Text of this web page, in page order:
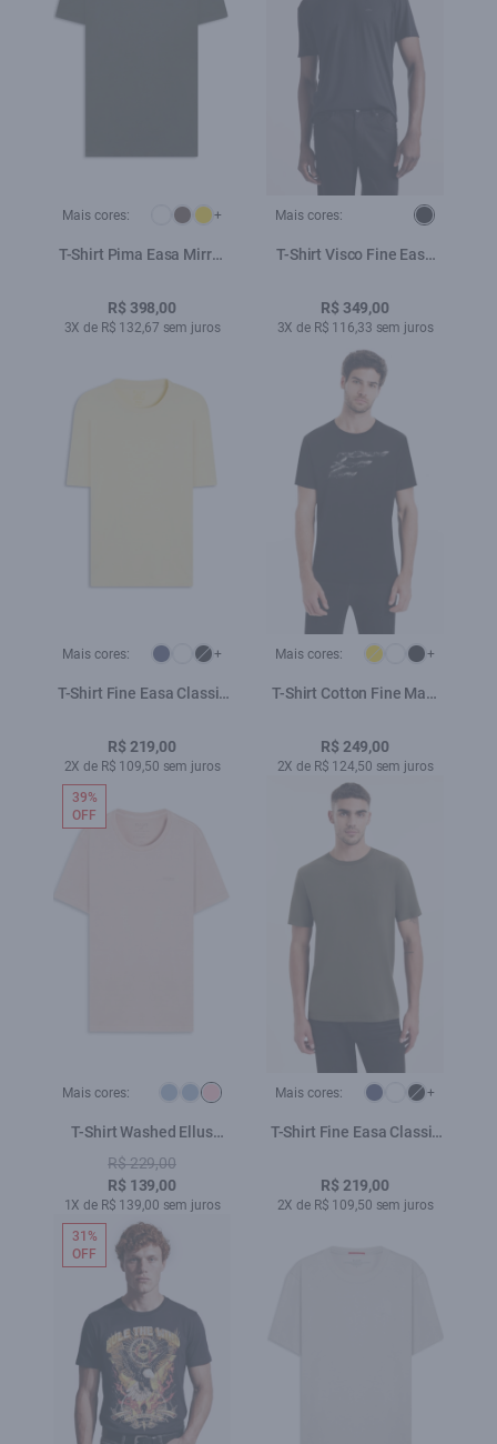
Mais cores: +
T-Shirt Pima Easa Mirror
R$ 398,00
3X de R$ 132,67 sem juros
Mais cores:
T-Shirt Visco Fine Easa
R$ 349,00
3X de R$ 116,33 sem juros
Mais cores: +
T-Shirt Fine Easa Classic
R$ 219,00
2X de R$ 109,50 sem juros
Mais cores: +
T-Shirt Cotton Fine Maxi
R$ 249,00
2X de R$ 124,50 sem juros
Mais cores:
T-Shirt Washed Ellus
Gothic Blush
R$ 229,00
R$ 139,00
1X de R$ 139,00 sem juros
39%
OFF
Mais cores: +
T-Shirt Fine Easa Classic
R$ 219,00
2X de R$ 109,50 sem juros
31%
OFF